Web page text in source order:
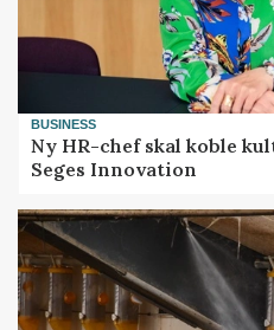
BUSINESS
Ny HR-chef skal koble
Seges Innovation